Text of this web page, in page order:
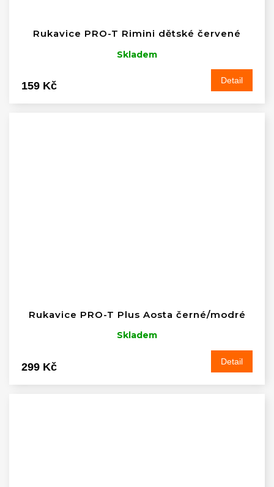
Rukavice PRO-T Rimini dětské červené
Skladem
159 Kč Detail
Rukavice PRO-T Plus Aosta černé/modré
Skladem
299 Kč Detail